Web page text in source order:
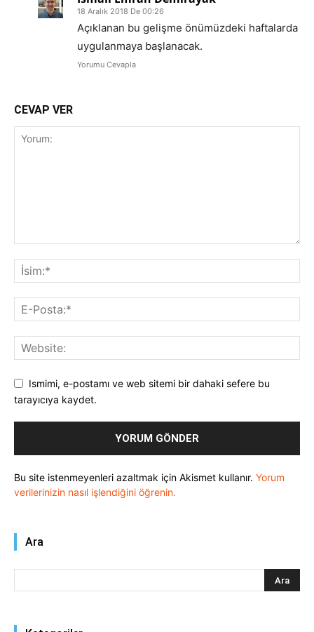
18 Aralık 2018 De 00:26
Açıklanan bu gelişme önümüzdeki haftalarda
uygulanmaya başlanacak.
Yorumu Cevapla
CEVAP VER
Ismimi, e-postamı ve web sitemi bir dahaki sefere bu
tarayıcıya kaydet.
Bu site istenmeyenleri azaltmak için Akismet kullanır. Yorum
verilerinizin nasıl işlendiğini öğrenin.
Ara